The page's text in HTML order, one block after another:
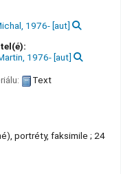
, 1976-[aut]
, 1976- [aut]
Text
portréty, faksimile ; 24